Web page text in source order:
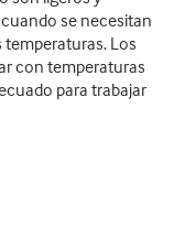
se necesitan
temperaturas. Los
con temperaturas
para trabajar